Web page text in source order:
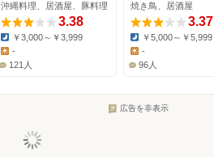
沖縄料理、居酒屋、豚料理
3.38
Dinner:
￥3,000～￥3,999
-
121人
焼き鳥、居酒屋
3.37
Dinner:
￥5,000～￥5,999
Lunch:
-
96人
広告を非表示